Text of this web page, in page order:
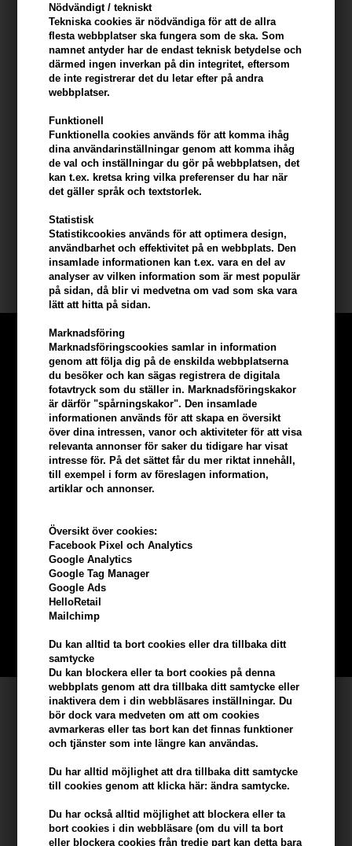
Nödvändigt / tekniskt
Tekniska cookies är nödvändiga för att de allra
flesta webbplatser ska fungera som de ska. Som
namnet antyder har de endast teknisk betydelse och
därmed ingen inverkan på din integritet, eftersom
de inte registrerar det du letar efter på andra
webbplatser.
Funktionell
Funktionella cookies används för att komma ihåg
dina användarinställningar genom att komma ihåg
de val och inställningar du gör på webbplatsen, det
kan t.ex. kretsa kring vilka preferenser du har när
det gäller språk och textstorlek.
Statistisk
Statistikcookies används för att optimera design,
användbarhet och effektivitet på en webbplats. Den
insamlade informationen kan t.ex. vara en del av
analyser av vilken information som är mest populär
på sidan, då blir vi medvetna om vad som ska vara
lätt att hitta på sidan.
Marknadsföring
Marknadsföringscookies samlar in information
genom att följa dig på de enskilda webbplatserna
du besöker och kan sägas registrera de digitala
fotavtryck som du ställer in. Marknadsföringskakor
är därför "spårningskakor". Den insamlade
informationen används för att skapa en översikt
över dina intressen, vanor och aktiviteter för att visa
relevanta annonser för saker du tidigare har visat
intresse för. På det sättet får du mer riktat innehåll,
till exempel i form av föreslagen information,
artiklar och annonser.
Översikt över cookies:
Facebook Pixel och Analytics
Google Analytics
Google Tag Manager
Google Ads
HelloRetail
Mailchimp
Du kan alltid ta bort cookies eller dra tillbaka ditt
samtycke
Du kan blockera eller ta bort cookies på denna
webbplats genom att dra tillbaka ditt samtycke eller
inaktivera dem i din webbläsares inställningar. Du
bör dock vara medveten om att om cookies
avmarkeras eller tas bort kan det finnas funktioner
och tjänster som inte längre kan användas.
Du har alltid möjlighet att dra tillbaka ditt samtycke
till cookies genom att klicka här: ändra samtycke.
Du har också alltid möjlighet att blockera eller ta
bort cookies i din webbläsare (om du vill ta bort
eller blockera cookies från tredje part kan detta bara
OSIS+ Refresh Dust Dry Shampoo egenskaper
- ger hårets fyllighet
- håret känns fräschare
- ger volym och enkel kontroll av håret
- finfördelar och har en ny doft
Hur man använder OSIS+ Refresh Dust Dry Shampoo
- lägg en handduk över axlarna för att skydda dina kläder
- spray mot hårrötterna - lite i taget
Innehåll: 300 ml
OSIS+ produkter
Tjäna5% bonus
beställning
Bli en del av vår kundklubb gratis och få rabatter när du handlar
BLI EN GRATIS MEDLEM HÄR
Kundservice
Hair247
Frisenborgvej 6A
DK-7800 Skive
info@hair247.se
Kom ihåg att vi har